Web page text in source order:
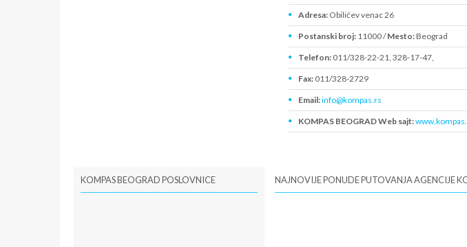
Adresa:Obilićev venac 26
Postanski broj:11000 /Mesto:Beograd
Telefon:011/328-22-21, 328-17-47,
Fax:011/328-2729
Email:info@kompas.rs
KOMPAS BEOGRAD Web sajt:
KOMPAS BEOGRAD POSLOVNICE NAJNOVIJE PONUDE PUTOVANJA AGENCIJE